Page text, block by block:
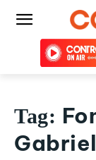
Tag: